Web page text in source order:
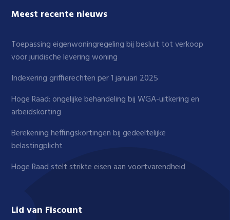
Meest recente nieuws
Toepassing eigenwoningregeling bij besluit tot verkoop
voor juridische levering woning
Indexering griffierechten per 1 januari 2025
Hoge Raad: ongelijke behandeling bij WGA-uitkering en
arbeidskorting
Berekening heffingskortingen bij gedeeltelijke
belastingplicht
Hoge Raad stelt strikte eisen aan voortvarendheid
Lid van Fiscount